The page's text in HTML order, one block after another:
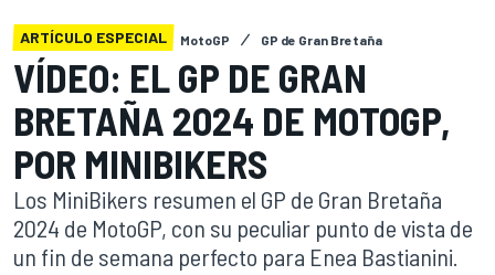
ARTÍCULO ESPECIAL MotoGP GP de Gran Bretaña
VÍDEO: EL GP DE GRAN
BRETAÑA 2024 DE MOTOGP,
POR MINIBIKERS
Los MiniBikers resumen el GP de Gran Bretaña
2024 de MotoGP, con su peculiar punto de vista de
un fin de semana perfecto para Enea Bastianini.